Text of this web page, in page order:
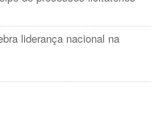
liderança nacional na